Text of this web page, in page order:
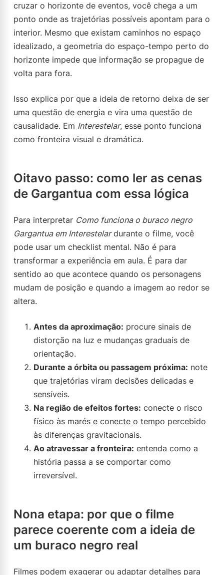
cruzar o horizonte de eventos, você chega a um
ponto onde as trajetórias possíveis apontam para o
interior. Mesmo que existam caminhos no espaço
idealizado, a geometria do espaço-tempo perto do
horizonte impede que informação se propague de
volta para fora.
Isso explica por que a ideia de retorno deixa de ser
uma questão de energia e vira uma questão de
causalidade. Em Interestelar, esse ponto funciona
como fronteira visual e dramática.
Oitavo passo: como ler as cenas
de Gargantua com essa lógica
Para interpretar Como funciona o buraco negro
Gargantua em Interestelardurante o filme, você
pode usar um checklist mental. Não é para
transformar a experiência em aula. É para dar
sentido ao que acontece quando os personagens
mudam de posição e quando a imagem ao redor se
altera.
Antes da aproximação: procure sinais de
distorção na luz e mudanças graduais de
orientação.
Durante a órbita ou passagem próxima: note
que trajetórias viram decisões delicadas e
sensíveis.
Na região de efeitos fortes: conecte o risco
físico às marés e conecte o tempo percebido
às diferenças gravitacionais.
Ao atravessar a fronteira: entenda como a
história passa a se comportar como
irreversível.
Nona etapa: por que o filme
parece coerente com a ideia de
um buraco negro real
Filmes podem exagerar ou adaptar detalhes para